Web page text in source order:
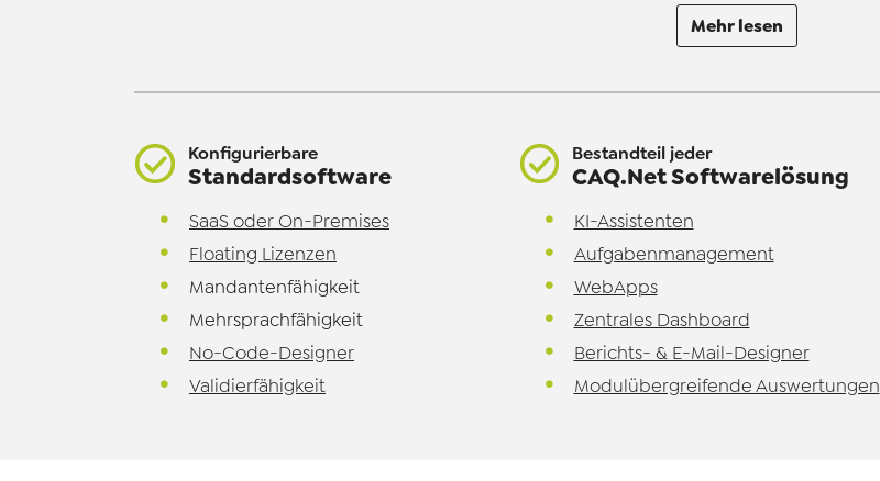
Mehr lesen
Konfigurierbare
Standardsoftware
SaaS oder On-Premises
Floating Lizenzen
Mandantenfähigkeit
Mehrsprachfähigkeit
No-Code-Designer
Validierfähigkeit
Bestandteil jeder
CAQ.Net Softwarelösung
KI-Assistenten
Aufgabenmanagement
WebApps
Zentrales Dashboard
Berichts- & E-Mail-Designer
Modulübergreifende Auswertungen